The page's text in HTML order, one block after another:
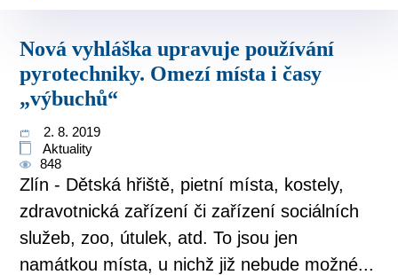
Nová vyhláška upravuje používání
pyrotechniky. Omezí místa i časy
„výbuchů“
2. 8. 2019
Aktuality
848
Zlín - Dětská hřiště, pietní místa, kostely,
zdravotnická zařízení či zařízení sociálních
služeb, zoo, útulek, atd. To jsou jen
namátkou místa, u nichž již nebude možné...